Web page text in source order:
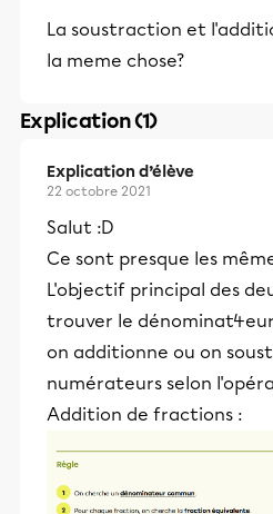
La soustraction et
la meme chose?
Explication (1)
Explication d’élève
22 octobre 2021
Salut :D
Ce sont presque les
L'objectif principal des
trouver le
on additionne ou on
numérateurs selon
Addition de fractions :